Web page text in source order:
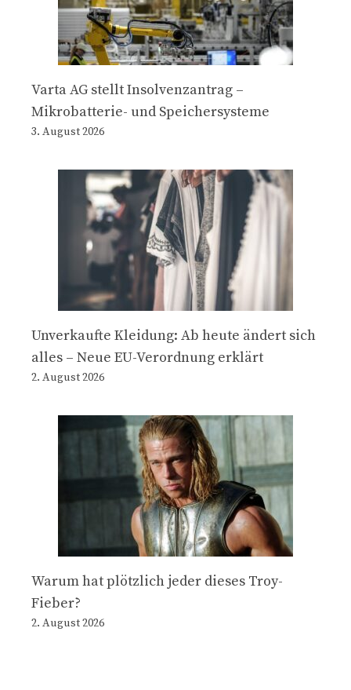
Varta AG stellt Insolvenzantrag –
Mikrobatterie- und Speichersysteme
3. August 2026
Unverkaufte Kleidung: Ab heute ändert sich
alles – Neue EU-Verordnung erklärt
2. August 2026
Warum hat plötzlich jeder dieses Troy-
Fieber?
2. August 2026